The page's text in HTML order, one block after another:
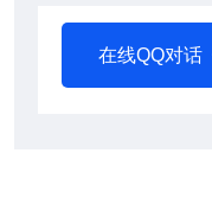
在线QQ对话